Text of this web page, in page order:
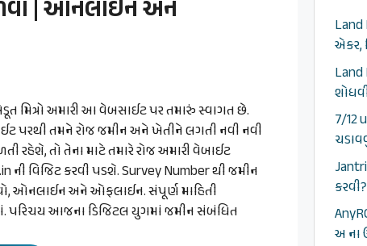
| ઓનલાઈન અને
મિત્રો અમારી આ વેબસાઈટ પર તમારું સ્વાગત છે.
પરથી તમને રોજ જમીન અને ખેતીને લગતી નવી નવી
રહેશે, તો તેના માટે તમારે રોજ અમારી વેબાઈટ
ની વિજિટ કરવી પડશે. Survey Number થી જમીન
ઓનલાઈન અને ઓફલાઈન. સંપૂર્ણ માહિતી
પરિચય આજના ડિજિટલ યુગમાં જમીન સંબંધિત
એકર,
Land
7/12
કરવી?
અ ના